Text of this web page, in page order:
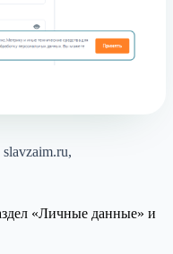
«Личные данные» и